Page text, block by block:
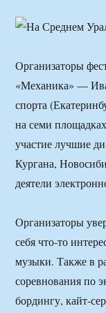
Организаторы
«Механика» —
спорта
на семи
участие лучшие
Кургана,
деятели
Организаторы
себя что-то
музыки. Также в
соревнования по
бордингу, кайт-